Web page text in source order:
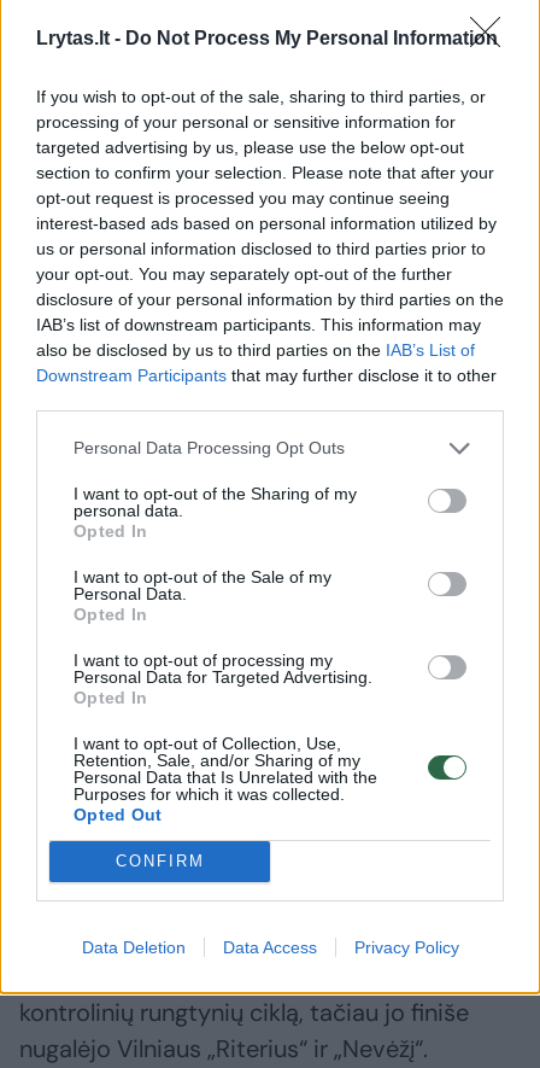
Lrytas.lt - Do Not Process My Personal Information
If you wish to opt-out of the sale, sharing to third parties, or
processing of your personal or sensitive information for
targeted advertising by us, please use the below opt-out
section to confirm your selection. Please note that after your
opt-out request is processed you may continue seeing
interest-based ads based on personal information utilized by
us or personal information disclosed to third parties prior to
your opt-out. You may separately opt-out of the further
disclosure of your personal information by third parties on the
IAB’s list of downstream participants. This information may
also be disclosed by us to third parties on the IAB’s List of
Downstream Participants that may further disclose it to other
Personal Data Processing Opt Outs
I want to opt-out of the Sharing of my
personal data.
Opted In
I want to opt-out of the Sale of my
Personal Data.
Opted In
I want to opt-out of processing my
Personal Data for Targeted Advertising.
Opted In
I want to opt-out of Collection, Use,
Retention, Sale, and/or Sharing of my
Personal Data that Is Unrelated with the
Purposes for which it was collected.
Opted Out
CONFIRM
Data Deletion Data Access Privacy Policy
ilgam iškritęs puolimo lyderis Evaldas Kugys
dar kurį laiką nepadės komandai.
Marijampolės „Sūduva“ – „Panevėžys“.
Kovo 7 dieną 15 val. Marijampolė,
„Hikvision“ arenos maniežas.
Savaitgalio mačų seriją užbaigs intriguojantis
susidūrimas – sustiprėjęs „Panevėžys“ mes
iššūkį vicečempionei „Sūduvai“.
Susiję straipsniai
Kauno rajono savivaldybė yra
pasirengusi bendradarbiauti
su „Hegelmann Litauen“
kontrolinių rungtynių ciklą, tačiau jo finiše
nugalėjo Vilniaus „Riterius“ ir „Nevėžį“.